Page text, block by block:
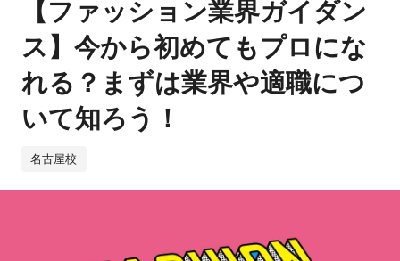
【ファッション業界ガイダン
ス】今から初めてもプロにな
れる？まずは業界や適職につ
いて知ろう！
名古屋校